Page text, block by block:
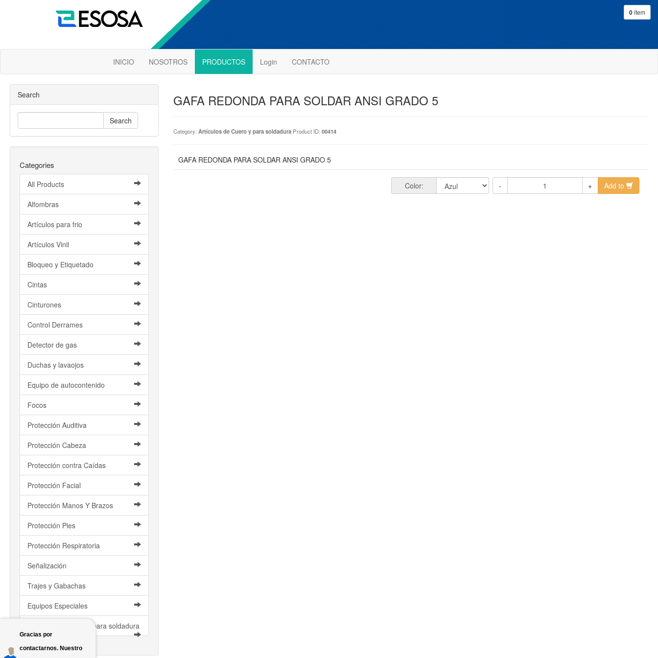
Gracias por
contactarnos. Nuestro
0item
INICIO NOSOTROS PRODUCTOS Login CONTACTO
Search
Search
Categories
All Products
Alfombras
Artículos para frio
Artículos Vinil
Bloqueo y Etiquetado
Cintas
Cinturones
Control Derrames
Detector de gas
Duchas y lavaojos
Equipo de autocontenido
Focos
Protección Auditiva
Protección Cabeza
Protección contra Caídas
Protección Facial
Protección Manos Y Brazos
Protección Pies
Protección Respiratoria
Señalización
Trajes y Gabachas
Equipos Especiales
Artículos de Cuero y para soldadura
GAFA REDONDA PARA SOLDAR ANSI GRADO 5
Category: Artículos de Cuero y para soldaduraProduct ID: 00414
GAFA REDONDA PARA SOLDAR ANSI GRADO 5
Color: - + Add to